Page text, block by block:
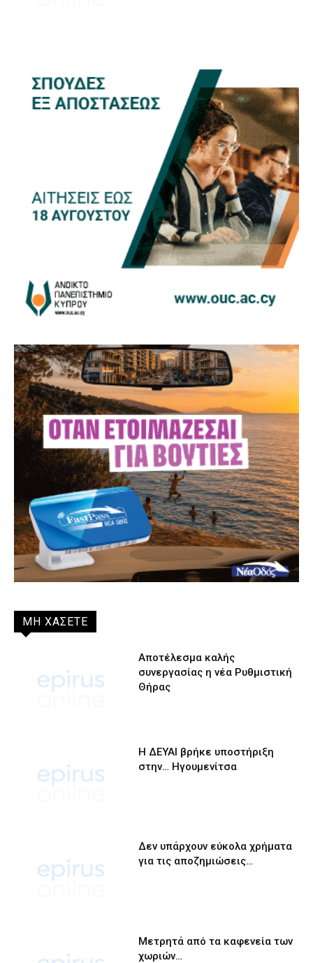
ΜΗ ΧΑΣΕΤΕ
Αποτέλεσμα καλής
συνεργασίας η νέα Ρυθμιστική
Θήρας
Η ΔΕΥΑΙ βρήκε υποστήριξη
στην… Ηγουμενίτσα
Δεν υπάρχουν εύκολα χρήματα
για τις αποζημιώσεις…
Μετρητά από τα καφενεία των
χωριών…